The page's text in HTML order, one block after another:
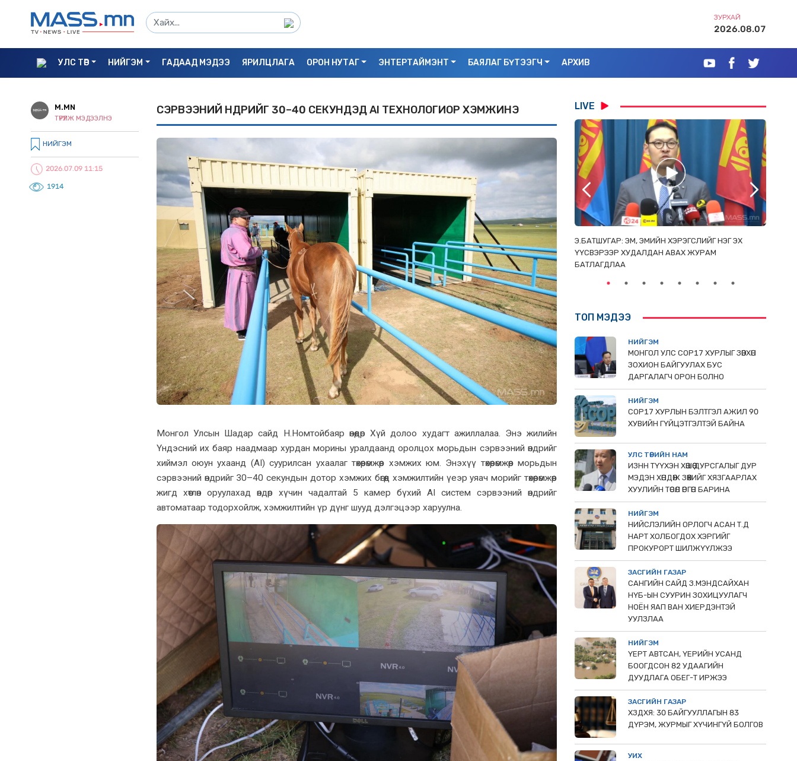
ЗУРХАЙ
2026.08.07
УЛС ТӨР НИЙГЭМ ГАДААД МЭДЭЭ ЯРИЛЦЛАГА ОРОН НУТАГ ЭНТЕРТАЙМЭНТ БАЯЛАГ БҮТЭЭГЧ АРХИВ
M.MN
ТҮРҮҮЛЖ МЭДЭЭЛНЭ
НИЙГЭМ
2026.07.09 11:15
1914
СЭРВЭЭНИЙ ӨНДРИЙГ 30–40 СЕКУНДЭД AI ТЕХНОЛОГИОР ХЭМЖИНЭ
Монгол Улсын Шадар сайд Н.Номтойбаяр өнөөдөр Хүй долоо худагт ажиллалаа. Энэ жилийн
Үндэсний их баяр наадмаар хурдан морины уралдаанд оролцох морьдын сэрвээний өндрийг
хиймэл оюун ухаанд (AI) суурилсан ухаалаг төхөөрөмжөөр хэмжих юм. Энэхүү төхөөрөмжөөр морьдын
сэрвээний өндрийг 30–40 секундын дотор хэмжих бөгөөд хэмжилтийн үеэр уяач морийг төхөөрөмжөөр
жигд хөтлөн оруулахад өндөр хүчин чадалтай 5 камер бүхий AI систем сэрвээний өндрийг
автоматаар тодорхойлж, хэмжилтийн үр дүнг шууд дэлгэцээр харуулна.
LIVE
С.БАЯРБИЛЭГ: ДРАГОН ТӨВИЙН 3 ДАВХРААС
УНАСАН 25 НАСТАЙ ЭМЭГТЭЙ АМИА ХОРЛОСОН
БАЙЖ БОЛЗОШГҮЙ
Э.БАТШУГАР: ЭМ, ЭМИЙН ХЭРЭГСЛИЙГ НЭГ ЭХ
ҮҮСВЭРЭЭР ХУДАЛДАН АВАХ ЖУРАМ
БАТЛАГДЛАА
ТОП МЭДЭЭ
НИЙГЭМ
МОНГОЛ УЛС СОР17 ХУРЛЫГ ЗӨВХӨН
ЗОХИОН БАЙГУУЛАХ БУС
ДАРГАЛАГЧ ОРОН БОЛНО
НИЙГЭМ
COP17 ХУРЛЫН БЭЛТГЭЛ АЖИЛ 90
ХУВИЙН ГҮЙЦЭТГЭЛТЭЙ БАЙНА
УЛС ТӨРИЙН НАМ
ИЗНН ТҮҮХЭН ХӨШӨӨ ДУРСГАЛЫГ ДУР
МЭДЭН ХӨНДӨЖ ЗӨӨХИЙГ ХЯЗГААРЛАХ
ХУУЛИЙН ТӨСӨЛ ӨРГӨН БАРИНА
НИЙГЭМ
НИЙСЛЭЛИЙН ОРЛОГЧ АСАН Т.Д
НАРТ ХОЛБОГДОХ ХЭРГИЙГ
ПРОКУРОРТ ШИЛЖҮҮЛЖЭЭ
ЗАСГИЙН ГАЗАР
САНГИЙН САЙД З.МЭНДСАЙХАН
НҮБ-ЫН СУУРИН ЗОХИЦУУЛАГЧ
НОЁН ЯАП ВАН ХИЕРДЭНТЭЙ
УУЛЗЛАА
НИЙГЭМ
ҮЕРТ АВТСАН, ҮЕРИЙН УСАНД
БООГДСОН 82 УДААГИЙН
ДУУДЛАГА ОБЕГ-Т ИРЖЭЭ
ЗАСГИЙН ГАЗАР
ХЗДХЯ: 30 БАЙГУУЛЛАГЫН 83
ДҮРЭМ, ЖУРМЫГ ХҮЧИНГҮЙ БОЛГОВ
УИХ